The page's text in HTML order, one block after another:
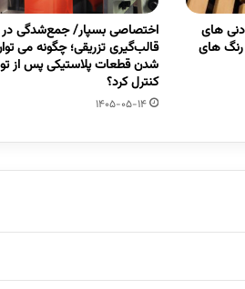
های
های
اختصاصی بسپار/ جمع‌شدگی در
قالب‌گیری تزریقی؛ چگونه می
شدن قطعات پلاستیکی پس از
کنترل کرد؟
1405-05-14